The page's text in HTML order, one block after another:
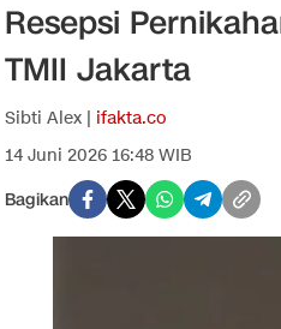
Resepsi
TMII Jakarta
Sibti Alex | ifakta.co
14 Juni 2026 16:48 WIB
Bagikan